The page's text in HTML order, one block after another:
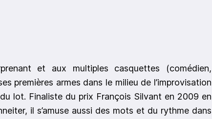
et aux multiples casquettes (comédien,
premières armes dans le milieu de l’improvisation
lot. Finaliste du prix François Silvant en 2009 en
il s’amuse aussi des mots et du rythme dans